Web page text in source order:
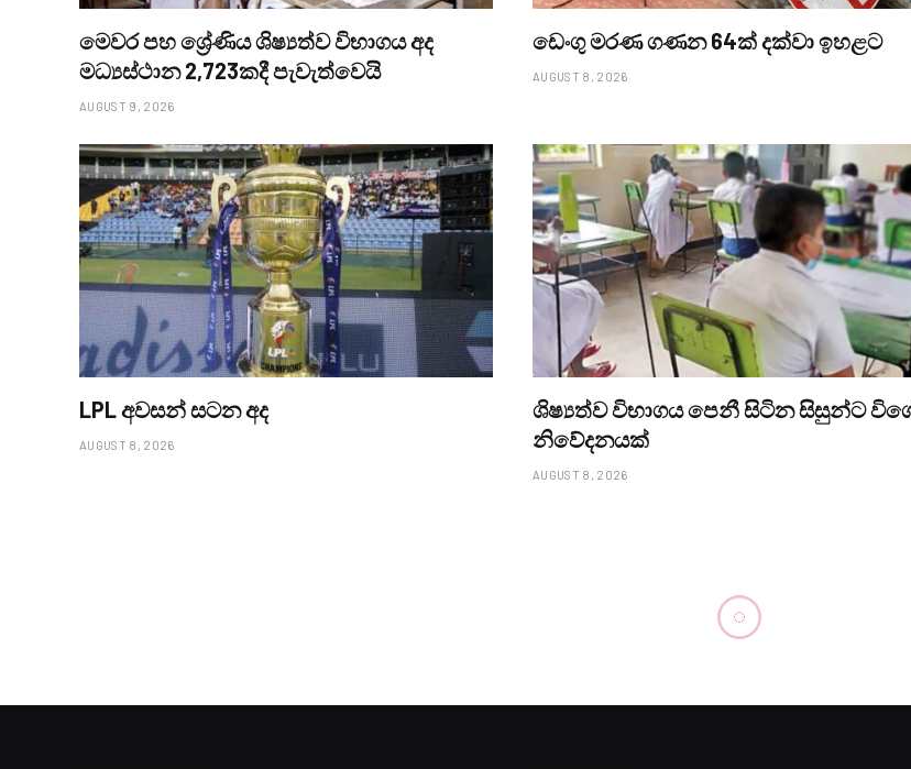
මෙවර පහ ශ්‍රේණිය ශිෂ්‍යත්ව විභාගය අද
මධ්‍යස්ථාන 2,723කදී පැවැත්වෙයි
AUGUST 9, 2026
ඩෙංගු මරණ ගණන 64ක් දක්වා ඉහළට
AUGUST 8, 2026
LPL අවසන් සටන අද
AUGUST 8, 2026
ශිෂ්‍යත්ව විභාගය පෙනී සිටින සිසුන්ට
නිවේදනයක්
AUGUST 8, 2026